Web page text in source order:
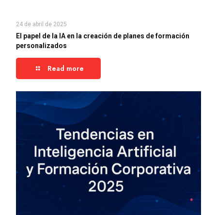
24 de abril de 2025
El papel de la IA en la creación de planes de formación
personalizados
Read more